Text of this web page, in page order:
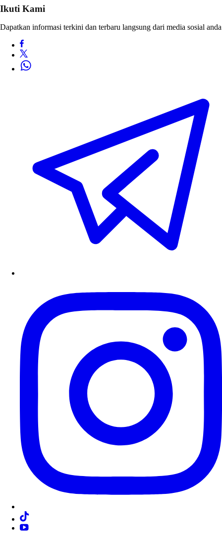
Ikuti Kami
Dapatkan informasi terkini dan terbaru langsung dari media sosial anda